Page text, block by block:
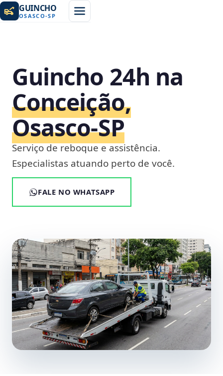
GUINCHO
OSASCO-SP
Guincho 24h na
Conceição,
Osasco‑SP
Serviço de reboque e assistência.
Especialistas atuando perto de você.
FALE NO WHATSAPP